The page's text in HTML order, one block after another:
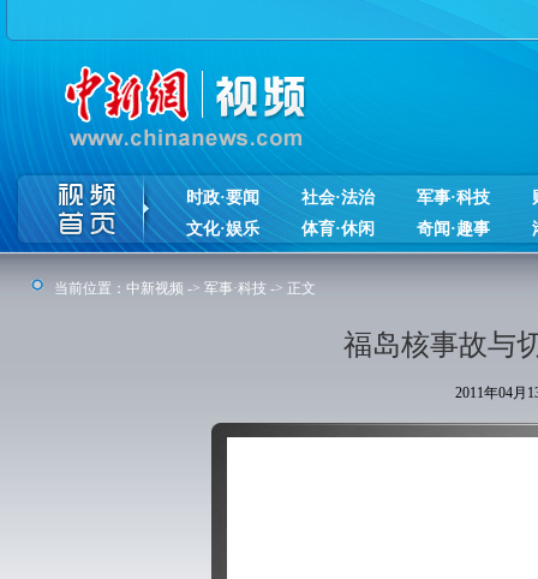
时政·要闻 社会·法治 军事·科技
文化·娱乐
体育·休闲 奇闻·趣事
当前位置： 中新视频 -> 军事·科技 -> 正文
福岛核事故与
2011年04月